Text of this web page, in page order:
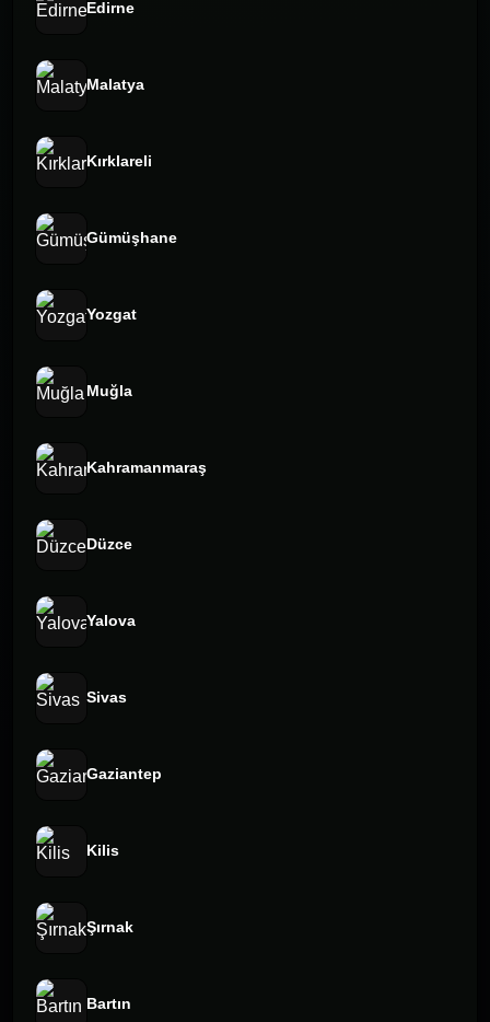
Edirne
Malatya
Kırklareli
Gümüşhane
Yozgat
Muğla
Kahramanmaraş
Düzce
Yalova
Sivas
Gaziantep
Kilis
Şırnak
Bartın